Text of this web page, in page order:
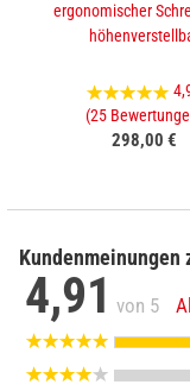
ergonomischer
(25
298,00 €
Kundenmeinungen
4,91 von 5